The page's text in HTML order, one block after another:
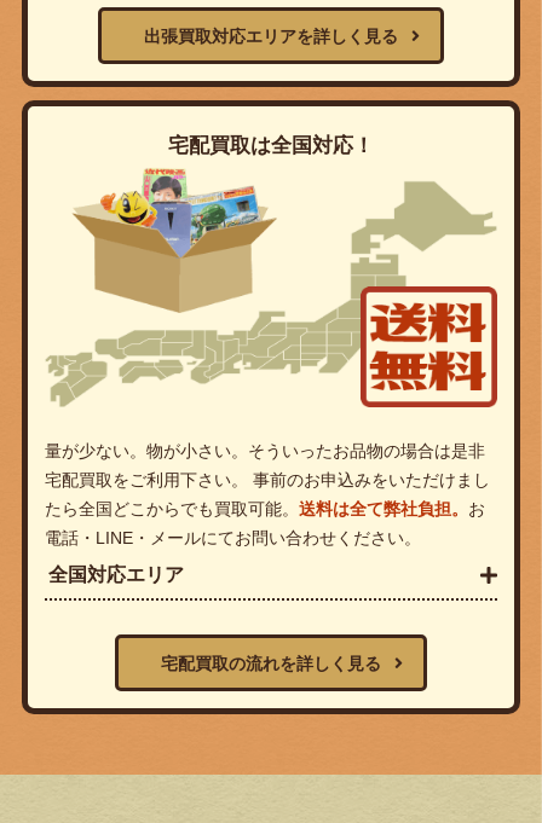
出張買取対応エリアを詳しく見る
宅配買取は全国対応！
量が少ない。物が小さい。そういったお品物の場合は是非
宅配買取をご利用下さい。 事前のお申込みをいただけまし
たら全国どこからでも買取可能。 送料は全て弊社負担。 お
電話・LINE・メールにてお問い合わせください。
全国対応エリア
宅配買取の流れを詳しく見る